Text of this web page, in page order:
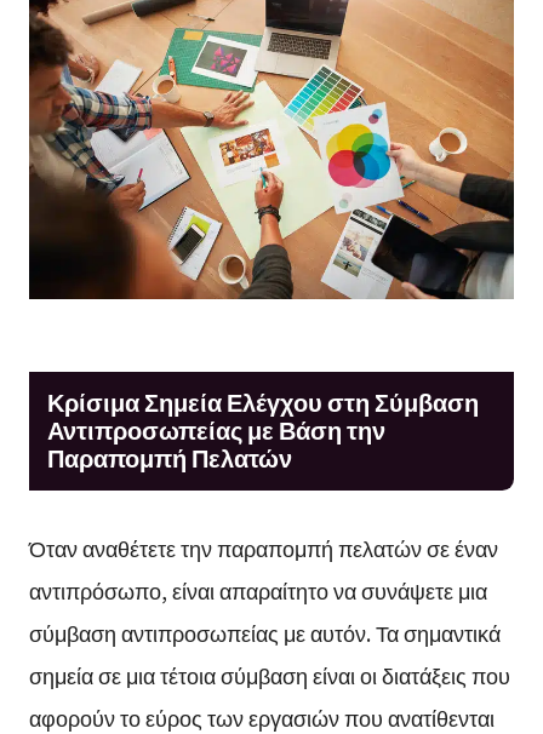
Κρίσιμα Σημεία Ελέγχου στη Σύμβαση
Αντιπροσωπείας με Βάση την
Παραπομπή Πελατών
Όταν αναθέτετε την παραπομπή πελατών σε έναν
αντιπρόσωπο, είναι απαραίτητο να συνάψετε μια
σύμβαση αντιπροσωπείας με αυτόν. Τα σημαντικά
σημεία σε μια τέτοια σύμβαση είναι οι διατάξεις που
αφορούν το εύρος των εργασιών που ανατίθενται